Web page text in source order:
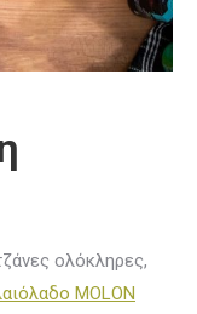
ολόκληρες,
MOLON